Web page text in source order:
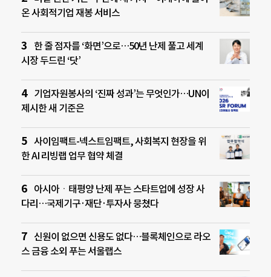
온 사회적기업 재봉 서비스
한 줄 점자를 ‘화면’으로…50년 난제 풀고 세계
시장 두드린 ‘닷’
기업자원봉사의 ‘진짜 성과’는 무엇인가…UN이
제시한 새 기준은
사이임팩트-넥스트임팩트, 사회복지 현장을 위
한 AI 리빙랩 업무 협약 체결
아시아ㆍ태평양 난제 푸는 스타트업에 성장 사
다리…국제기구·재단·투자사 뭉쳤다
신원이 없으면 신용도 없다…블록체인으로 라오
스 금융 소외 푸는 서울랩스